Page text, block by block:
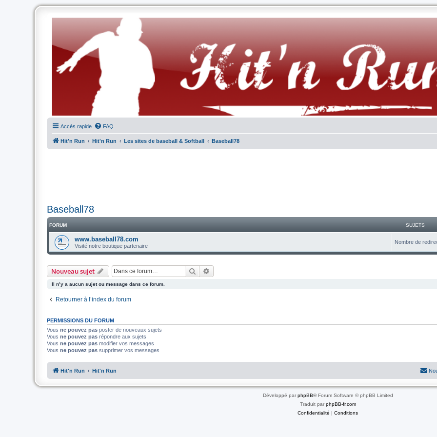
Accès rapide FAQ
Hit'n Run Hit'n Run Les sites de baseball & Softball Baseball78
Baseball78
FORUM SUJETS
www.baseball78.com
Visité notre boutique partenaire
Nombre de
Nouveau sujet Rechercher
Il n’y a aucun sujet ou message dans ce forum.
Retourner à l’index du forum
PERMISSIONS DU FORUM
Vous ne pouvez pas poster de nouveaux sujets
Vous ne pouvez pas répondre aux sujets
Vous ne pouvez pas modifier vos messages
Vous ne pouvez pas supprimer vos messages
Hit'n Run Hit'n Run
Développé parphpBB® Forum Software © phpBB Limited
Traduit parphpBB-fr.com
Confidentialité | Conditions